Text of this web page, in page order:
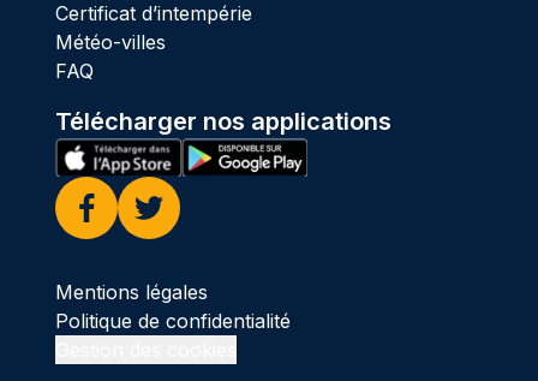
Certificat d’intempérie
Météo-villes
FAQ
Télécharger nos applications
Facebook
Twitter
Mentions légales
Politique de confidentialité